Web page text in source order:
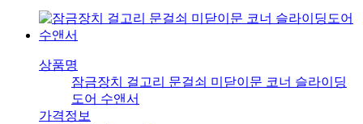
상품명
잠금장치 걸고리 문걸쇠 미닫이문 코너 슬라이딩
도어 수앤서
가격정보